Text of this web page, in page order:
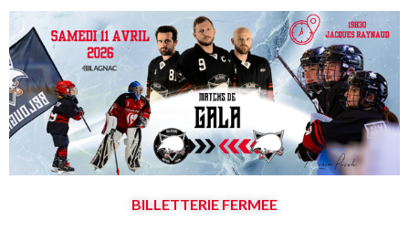
BILLETTERIE FERMEE